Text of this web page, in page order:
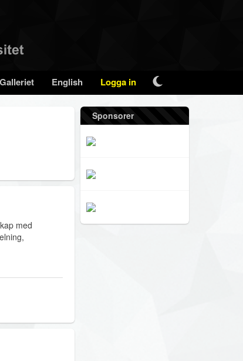
Galleriet English Logga in
med
Sponsorer